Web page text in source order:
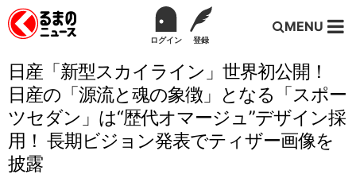
ログイン 登録
MENU
日産「新型スカイライン」世界初公開！
日産の「源流と魂の象徴」となる「スポー
ツセダン」は“歴代オマージュ”デザイン採
用！ 長期ビジョン発表でティザー画像を
披露